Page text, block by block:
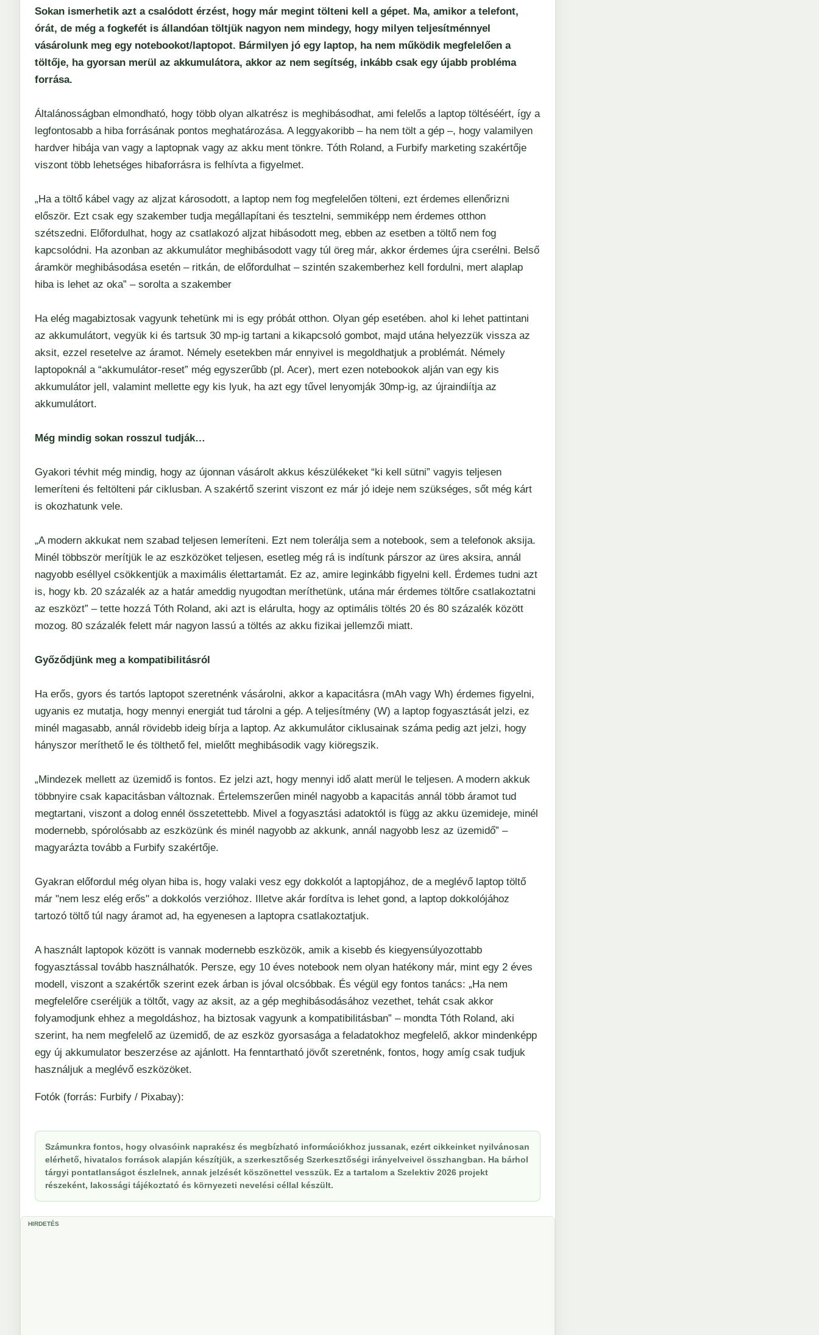
Sokan ismerhetik azt a csalódott érzést, hogy már megint tölteni kell a gépet. Ma, amikor a telefont,
órát, de még a fogkefét is állandóan töltjük nagyon nem mindegy, hogy milyen teljesítménnyel
vásárolunk meg egy notebookot/laptopot. Bármilyen jó egy laptop, ha nem működik megfelelően a
töltője, ha gyorsan merül az akkumulátora, akkor az nem segítség, inkább csak egy újabb probléma
forrása.
Általánosságban elmondható, hogy több olyan alkatrész is meghibásodhat, ami felelős a laptop töltéséért, így a
legfontosabb a hiba forrásának pontos meghatározása. A leggyakoribb – ha nem tölt a gép –, hogy valamilyen
hardver hibája van vagy a laptopnak vagy az akku ment tönkre. Tóth Roland, a Furbify marketing szakértője
viszont több lehetséges hibaforrásra is felhívta a figyelmet.
„Ha a töltő kábel vagy az aljzat károsodott, a laptop nem fog megfelelően tölteni, ezt érdemes ellenőrizni
először. Ezt csak egy szakember tudja megállapítani és tesztelni, semmiképp nem érdemes otthon
szétszedni. Előfordulhat, hogy az csatlakozó aljzat hibásodott meg, ebben az esetben a töltő nem fog
kapcsolódni. Ha azonban az akkumulátor meghibásodott vagy túl öreg már, akkor érdemes újra cserélni. Belső
áramkör meghibásodása esetén – ritkán, de előfordulhat – szintén szakemberhez kell fordulni, mert alaplap
hiba is lehet az oka” – sorolta a szakember
Ha elég magabiztosak vagyunk tehetünk mi is egy próbát otthon. Olyan gép esetében. ahol ki lehet pattintani
az akkumulátort, vegyük ki és tartsuk 30 mp-ig tartani a kikapcsoló gombot, majd utána helyezzük vissza az
aksit, ezzel resetelve az áramot. Némely esetekben már ennyivel is megoldhatjuk a problémát. Némely
laptopoknál a “akkumulátor-reset” még egyszerűbb (pl. Acer), mert ezen notebookok alján van egy kis
akkumulátor jell, valamint mellette egy kis lyuk, ha azt egy tűvel lenyomják 30mp-ig, az újraindiítja az
akkumulátort.
Még mindig sokan rosszul tudják…
Gyakori tévhit még mindig, hogy az újonnan vásárolt akkus készülékeket “ki kell sütni” vagyis teljesen
lemeríteni és feltölteni pár ciklusban. A szakértő szerint viszont ez már jó ideje nem szükséges, sőt még kárt
is okozhatunk vele.
„A modern akkukat nem szabad teljesen lemeríteni. Ezt nem tolerálja sem a notebook, sem a telefonok aksija.
Minél többször merítjük le az eszközöket teljesen, esetleg még rá is indítunk párszor az üres aksira, annál
nagyobb eséllyel csökkentjük a maximális élettartamát. Ez az, amire leginkább figyelni kell. Érdemes tudni azt
is, hogy kb. 20 százalék az a határ ameddig nyugodtan meríthetünk, utána már érdemes töltőre csatlakoztatni
az eszközt” – tette hozzá Tóth Roland, aki azt is elárulta, hogy az optimális töltés 20 és 80 százalék között
mozog. 80 százalék felett már nagyon lassú a töltés az akku fizikai jellemzői miatt.
Győződjünk meg a kompatibilitásról
Ha erős, gyors és tartós laptopot szeretnénk vásárolni, akkor a kapacitásra (mAh vagy Wh) érdemes figyelni,
ugyanis ez mutatja, hogy mennyi energiát tud tárolni a gép. A teljesítmény (W) a laptop fogyasztását jelzi, ez
minél magasabb, annál rövidebb ideig bírja a laptop. Az akkumulátor ciklusainak száma pedig azt jelzi, hogy
hányszor meríthető le és tölthető fel, mielőtt meghibásodik vagy kiöregszik.
„Mindezek mellett az üzemidő is fontos. Ez jelzi azt, hogy mennyi idő alatt merül le teljesen. A modern akkuk
többnyire csak kapacitásban változnak. Értelemszerűen minél nagyobb a kapacitás annál több áramot tud
megtartani, viszont a dolog ennél összetettebb. Mivel a fogyasztási adatoktól is függ az akku üzemideje, minél
modernebb, spórolósabb az eszközünk és minél nagyobb az akkunk, annál nagyobb lesz az üzemidő” –
magyarázta tovább a Furbify szakértője.
Gyakran előfordul még olyan hiba is, hogy valaki vesz egy dokkolót a laptopjához, de a meglévő laptop töltő
már "nem lesz elég erős" a dokkolós verzióhoz. Illetve akár fordítva is lehet gond, a laptop dokkolójához
tartozó töltő túl nagy áramot ad, ha egyenesen a laptopra csatlakoztatjuk.
A használt laptopok között is vannak modernebb eszközök, amik a kisebb és kiegyensúlyozottabb
fogyasztással tovább használhatók. Persze, egy 10 éves notebook nem olyan hatékony már, mint egy 2 éves
modell, viszont a szakértők szerint ezek árban is jóval olcsóbbak. És végül egy fontos tanács: „Ha nem
megfelelőre cseréljük a töltőt, vagy az aksit, az a gép meghibásodásához vezethet, tehát csak akkor
folyamodjunk ehhez a megoldáshoz, ha biztosak vagyunk a kompatibilitásban” – mondta Tóth Roland, aki
szerint, ha nem megfelelő az üzemidő, de az eszköz gyorsasága a feladatokhoz megfelelő, akkor mindenképp
egy új akkumulator beszerzése az ajánlott. Ha fenntartható jövőt szeretnénk, fontos, hogy amíg csak tudjuk
használjuk a meglévő eszközöket.
Fotók (forrás: Furbify / Pixabay):
Számunkra fontos, hogy olvasóink naprakész és megbízható információkhoz jussanak, ezért cikkeinket nyilvánosan
elérhető, hivatalos források alapján készítjük, a szerkesztőség Szerkesztőségi irányelveivel összhangban. Ha bárhol
tárgyi pontatlanságot észlelnek, annak jelzését köszönettel vesszük. Ez a tartalom a Szelektiv 2026 projekt
részeként, lakossági tájékoztató és környezeti nevelési céllal készült.
HIRDETÉS